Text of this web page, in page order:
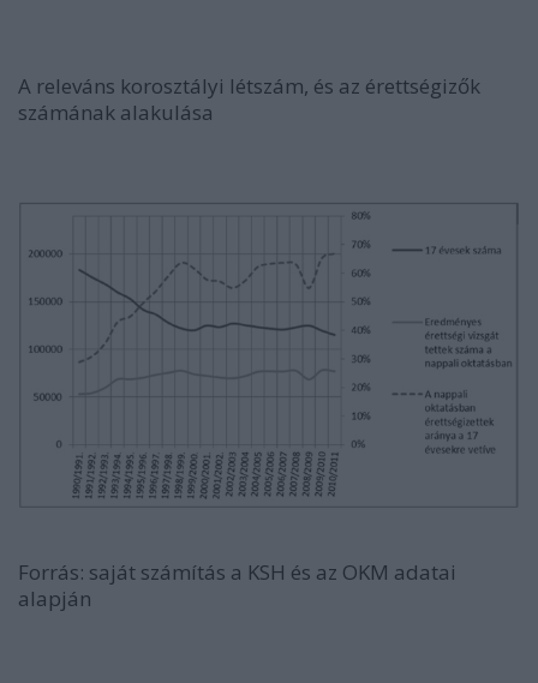
A releváns korosztályi létszám, és az érettségizők
számának alakulása
Forrás: saját számítás a KSH és az OKM adatai
alapján